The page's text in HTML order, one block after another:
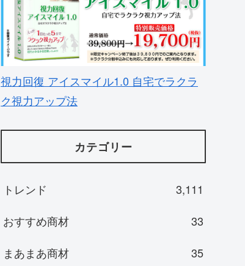
視力回復 アイスマイル1.0 自宅でラクラ
ク視力アップ法
カテゴリー
トレンド
3,111
おすすめ商材
33
まあまあ商材
35